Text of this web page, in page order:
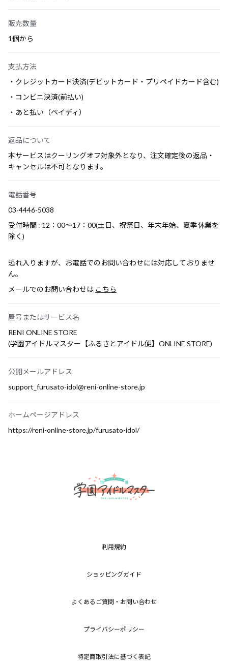
販売数量
1個から
支払方法
・クレジットカード決済(デビットカード・プリペイドカード含む)
・コンビニ決済(前払い)
・あと払い（ペイディ）
返品について
本サービスはクーリングオフ対象外となり、注文確定後の返品・
キャンセルは不可となります。
電話番号
03-4446-5038
受付時間 : 12：00～17：00(土日、祝祭日、年末年始、夏季休業を
除く)
恐れ入りますが、お電話でのお問い合わせには対応しておりませ
ん。
メールでのお問い合わせは こちら
屋号またはサービス名
RENI ONLINE STORE
(学園アイドルマスター【ふるさとアイドル便】ONLINE STORE)
公開メールアドレス
support_furusato-idol@reni-online-store.jp
ホームページアドレス
https://reni-online-store.jp/furusato-idol/
利用規約
ショッピングガイド
よくあるご質問・お問い合わせ
プライバシーポリシー
特定商取引法に基づく表記